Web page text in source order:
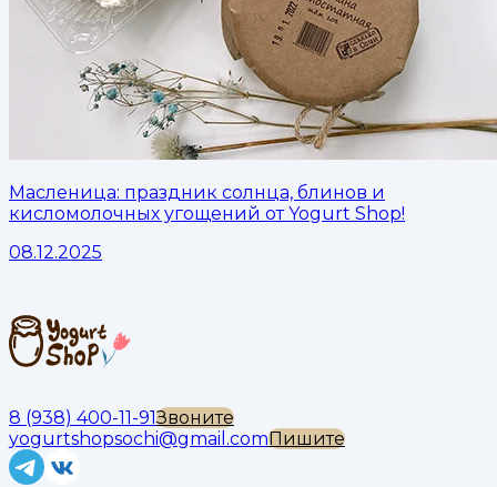
Масленица: праздник солнца, блинов и
кисломолочных угощений от Yogurt Shop!
08.12.2025
8 (938) 400-11-91Звоните
yogurtshopsochi@gmail.comПишите